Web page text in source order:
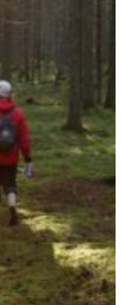
Kuva: Aino
Huotari